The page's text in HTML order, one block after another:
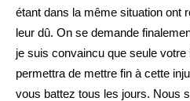
étant dans la même situation ont
leur dû. On se demande
je suis convaincu que seule
permettra de mettre fin à cette
vous battez tous les jours. Nous